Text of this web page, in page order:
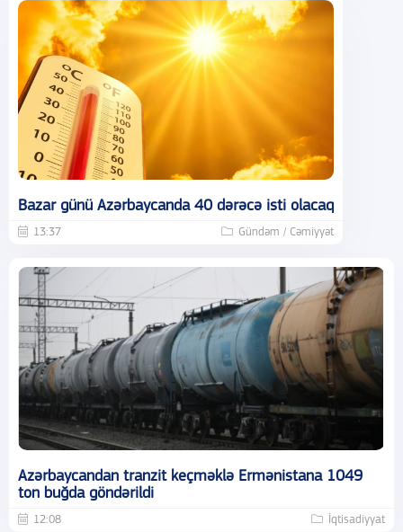
Bazar günü Azərbaycanda 40 dərəcə isti olacaq
13:37 Gündəm / Cəmiyyət
Azərbaycandan tranzit keçməklə Ermənistana 1049
ton buğda göndərildi
12:08 İqtisadiyyat